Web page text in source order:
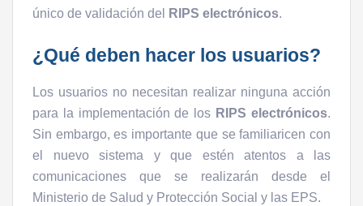
único de validación del
RIPS electrónicos.
¿Qué deben hacer los usuarios?
Los usuarios no necesitan realizar ninguna acción
para la implementación de los RIPS electrónicos.
Sin embargo, es importante que se familiaricen con
el nuevo sistema y que estén atentos a las
comunicaciones que se realizarán desde el
Ministerio de Salud y Protección Social y las EPS.